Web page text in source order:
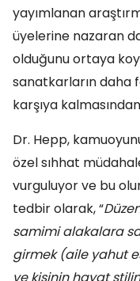
yayımlanan
üyelerine nazaran
olduğunu ortaya
sanatkarların daha
karşıya
Dr. Hepp,
özel sıhhat
vurguluyor ve bu
tedbir olarak, “
samimi alakalara
girmek (aile yahut
ve kişinin hayat